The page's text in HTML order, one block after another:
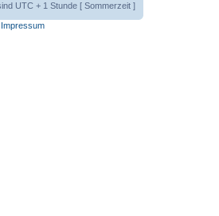
UTC + 1 Stunde [ Sommerzeit ]
Impressum